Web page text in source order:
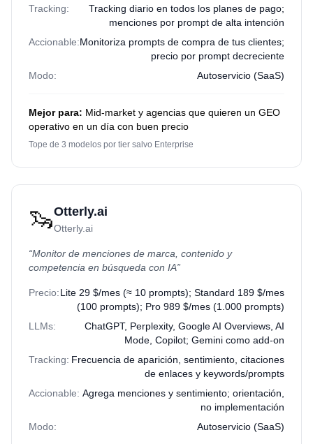
Tracking:
Tracking diario en todos los planes de pago;
menciones por prompt de alta intención
Accionable:Monitoriza prompts de compra de tus clientes;
precio por prompt decreciente
Modo:
Autoservicio (SaaS)
Mejor para: Mid-market y agencias que quieren un GEO
operativo en un día con buen precio
Tope de 3 modelos por tier salvo Enterprise
🦦Otterly.ai
Otterly.ai
“Monitor de menciones de marca, contenido y
competencia en búsqueda con IA”
Precio:Lite 29 $/mes (≈ 10 prompts); Standard 189 $/mes
(100 prompts); Pro 989 $/mes (1.000 prompts)
LLMs:
ChatGPT, Perplexity, Google AI Overviews, AI
Mode, Copilot; Gemini como add-on
Tracking: Frecuencia de aparición, sentimiento, citaciones
de enlaces y keywords/prompts
Accionable: Agrega menciones y sentimiento; orientación,
no implementación
Modo:
Autoservicio (SaaS)